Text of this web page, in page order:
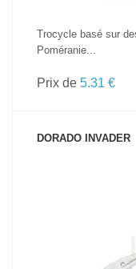
Trocycle basé sur
Poméranie...
Prix de 5.31 €
DORADO INVADER